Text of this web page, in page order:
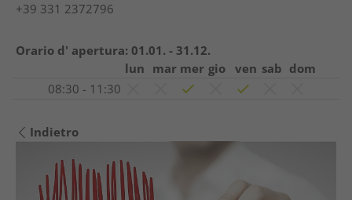
+39 331 2372796
Orario d' apertura: 01.01. - 31.12.
lun mar mer gio ven sab dom
08:30 - 11:30
Indietro